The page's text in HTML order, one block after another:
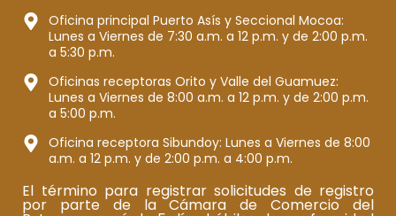
Oficina principal Puerto Asís y Seccional Mocoa:
Lunes a Viernes de 7:30 a.m. a 12 p.m. y de 2:00 p.m.
a 5:30 p.m.
Oficinas receptoras Orito y Valle del Guamuez:
Lunes a Viernes de 8:00 a.m. a 12 p.m. y de 2:00 p.m.
a 5:00 p.m.
Oficina receptora Sibundoy: Lunes a Viernes de 8:00
a.m. a 12 p.m. y de 2:00 p.m. a 4:00 p.m.
El término para registrar solicitudes de registro
por parte de la Cámara de Comercio del